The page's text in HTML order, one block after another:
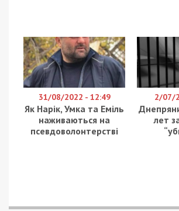
водителя фуры – доставили
клиническую больницу №16
.
По предварительной
«ДАФ», нагруженной трубами,
Возможно, именно для
был совершен маневр в
рекламы. По стечению
этот момент и проезжал